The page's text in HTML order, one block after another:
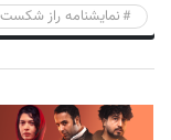
نمایشنامه راز